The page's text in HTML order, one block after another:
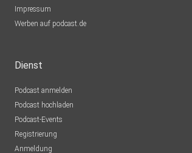
Impressum
Werben auf podcast.de
Dienst
Podcast anmelden
Podcast hochladen
Podcast-Events
Registrierung
Anmeldung